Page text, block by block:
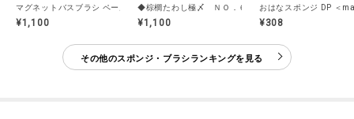
マグネットバスブラシ ペールアクア ＜Toffy トフィ＞
¥1,100
◆棕櫚たわし極〆 ＮＯ．６ ＜亀の子束子＞
¥1,100
おはなスポンジ DP ＜
¥308
その他のスポンジ・ブラシランキングを見る